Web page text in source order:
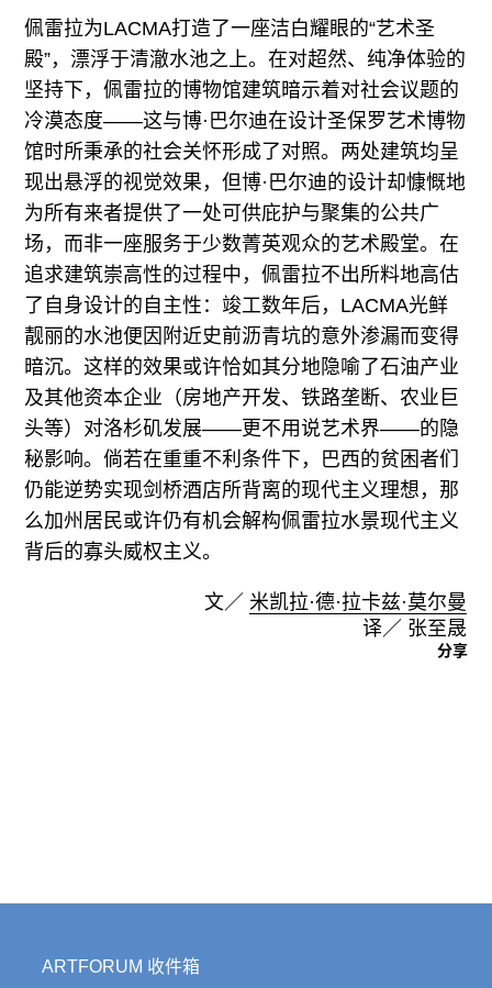
佩雷拉为LACMA打造了一座洁白耀眼的“艺术圣
殿”，漂浮于清澈水池之上。在对超然、纯净体验的
坚持下，佩雷拉的博物馆建筑暗示着对社会议题的
冷漠态度——这与博·巴尔迪在设计圣保罗艺术博物
馆时所秉承的社会关怀形成了对照。两处建筑均呈
现出悬浮的视觉效果，但博·巴尔迪的设计却慷慨地
为所有来者提供了一处可供庇护与聚集的公共广
场，而非一座服务于少数菁英观众的艺术殿堂。在
追求建筑崇高性的过程中，佩雷拉不出所料地高估
了自身设计的自主性：竣工数年后，LACMA光鲜
靓丽的水池便因附近史前沥青坑的意外渗漏而变得
暗沉。这样的效果或许恰如其分地隐喻了石油产业
及其他资本企业（房地产开发、铁路垄断、农业巨
头等）对洛杉矶发展——更不用说艺术界——的隐
秘影响。倘若在重重不利条件下，巴西的贫困者们
仍能逆势实现剑桥酒店所背离的现代主义理想，那
么加州居民或许仍有机会解构佩雷拉水景现代主义
背后的寡头威权主义。
文／ 米凯拉·德·拉卡兹·莫尔曼
译／ 张至晟
分享
ARTFORUM 收件箱